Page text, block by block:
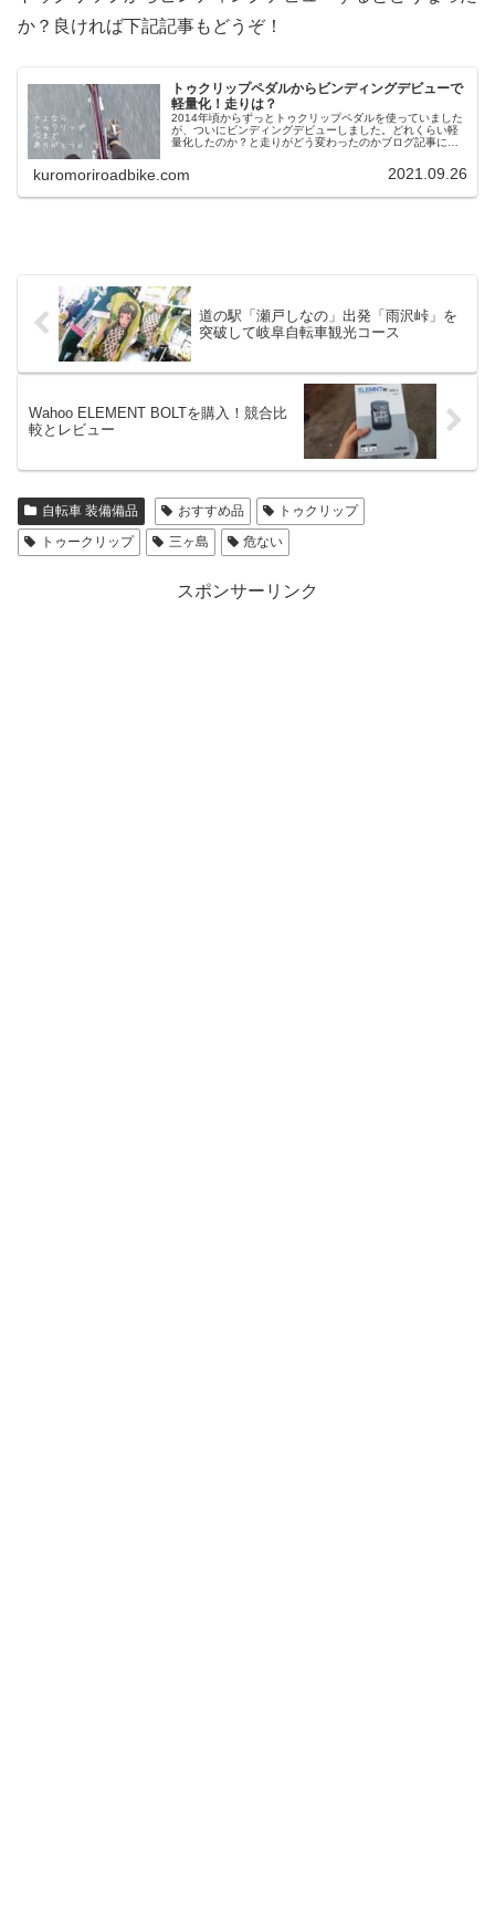
か？良ければ下記記事もどうぞ！
トゥクリップペダルからビンディングデビューで
軽量化！走りは？
2014年頃からずっとトゥクリップペダルを使っていました
が、ついにビンディングデビューしました。どれくらい軽
量化したのか？と走りがどう変わったのかブログ記事に残
kuromoriroadbike.com 2021.09.26
道の駅「瀬戸しなの」出発「雨沢峠」を
突破して岐阜自転車観光コース
Wahoo ELEMENT BOLTを購入！競合比
較とレビュー
自転車 装備備品 おすすめ品
トゥクリップ
トゥークリップ
三ヶ島 危ない
スポンサーリンク